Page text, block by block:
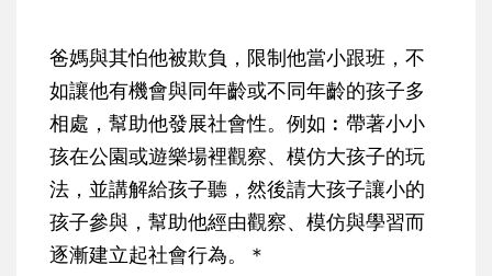
爸媽與其怕他被欺負，限制他當小跟班，不
如讓他有機會與同年齡或不同年齡的孩子多
相處，幫助他發展社會性。例如︰帶著小小
孩在公園或遊樂場裡觀察、模仿大孩子的玩
法，並講解給孩子聽，然後請大孩子讓小的
孩子參與，幫助他經由觀察、模仿與學習而
逐漸建立起社會行為。＊